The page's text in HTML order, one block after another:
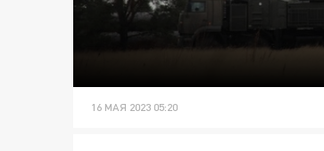
16 МАЯ 2023 05:20